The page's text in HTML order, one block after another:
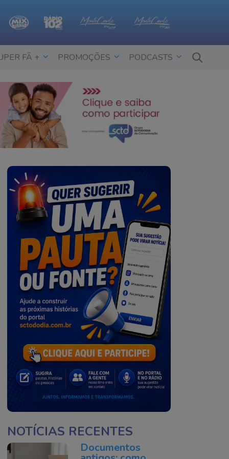
FÃ + PROMOÇÕES PODCASTS
NOTÍCIAS RECENTES
Documentos